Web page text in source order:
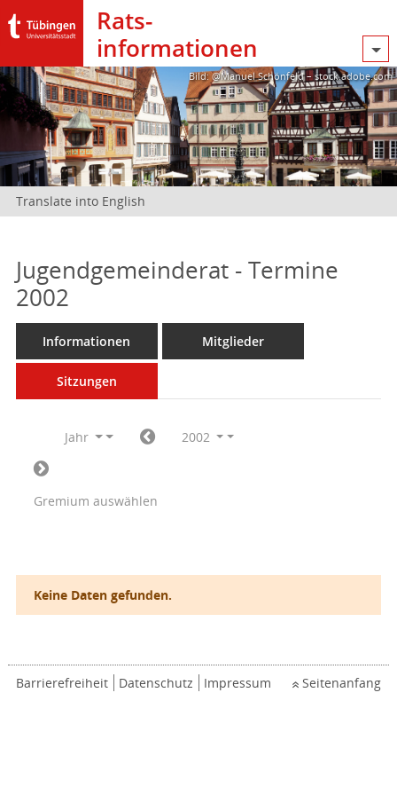
Rats­
informationen
Bild: @Manuel Schönfeld – stock.adobe.com
Translate into English
Jugendgemeinderat - Termine
2002
Informationen Mitglieder
Sitzungen
Jahr 2002
Gremium auswählen
Keine Daten gefunden.
Barrierefreiheit Datenschutz Impressum Seitenanfang